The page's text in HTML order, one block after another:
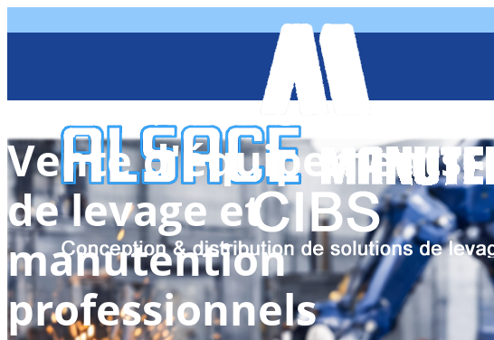
Vente d'équipements
de levage et
manutention
professionnels